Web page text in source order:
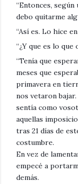
“Entonces,
debo quitarme
“Así es. Lo hice
“¿Y que es lo que
“Tenía que
meses que
primavera en
nos vetaron
sentía como
aquellas
tras 21 días de
costumbre.
En vez de
empecé a
demás.